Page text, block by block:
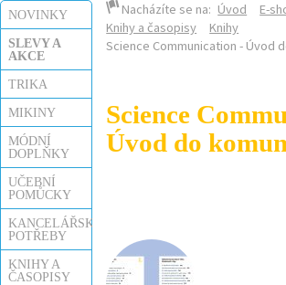
NOVINKY
SLEVY A
AKCE
TRIKA
MIKINY
MÓDNÍ
DOPLŇKY
UČEBNÍ
POMŮCKY
KANCELÁŘSKÉ
POTŘEBY
KNIHY A
ČASOPISY
Nacházíte se na: Úvod
E-
Knihy a časopisy
Knihy
Science Communication - Úvod
Science
Úvod do